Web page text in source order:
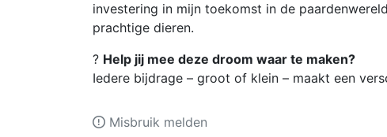
investering in mijn toekomst in de
prachtige dieren.
? Help jij mee deze droom waar te maken?
Iedere bijdrage – groot of klein – maakt een
Misbruik melden